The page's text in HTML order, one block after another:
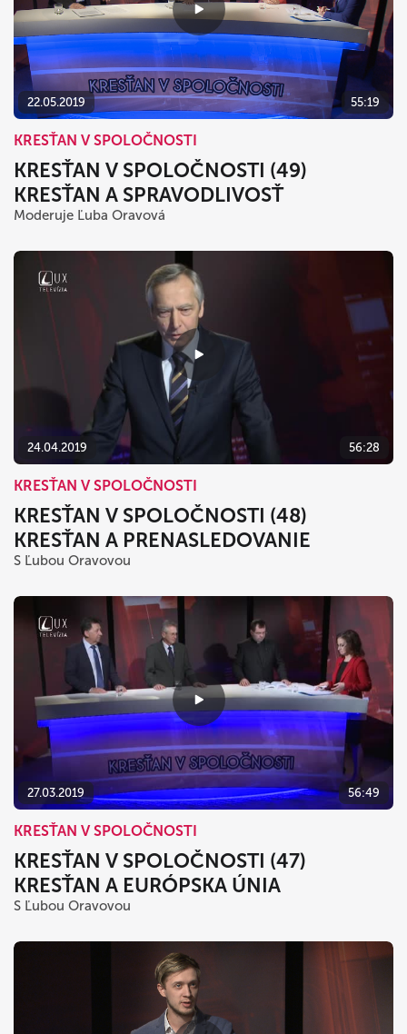
22.05.2019 55:19
KRESŤAN V SPOLOČNOSTI
KRESŤAN V SPOLOČNOSTI (49)
KRESŤAN A SPRAVODLIVOSŤ
Moderuje Ľuba Oravová
24.04.2019 56:28
KRESŤAN V SPOLOČNOSTI
KRESŤAN V SPOLOČNOSTI (48)
KRESŤAN A PRENASLEDOVANIE
S Ľubou Oravovou
27.03.2019 56:49
KRESŤAN V SPOLOČNOSTI
KRESŤAN V SPOLOČNOSTI (47)
KRESŤAN A EURÓPSKA ÚNIA
S Ľubou Oravovou